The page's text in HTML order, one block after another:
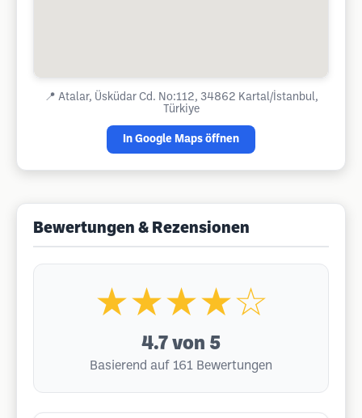
📍 Atalar, Üsküdar Cd. No:112, 34862 Kartal/İstanbul,
Türkiye
In Google Maps öffnen
Bewertungen & Rezensionen
★★★★☆
4.7 von 5
Basierend auf 161 Bewertungen